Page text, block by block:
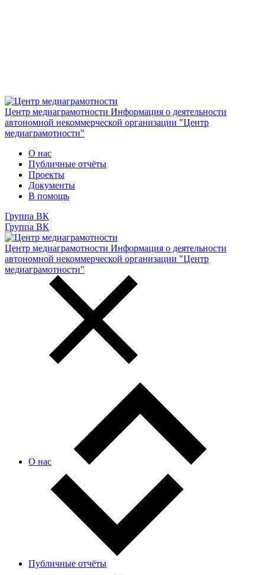
Центр медиаграмотности Информация о деятельности
автономной некоммерческой организации "Центр
медиаграмотности"
О нас
Публичные отчёты
Проекты
Документы
В помощь
Группа ВК
Группа ВК
Центр медиаграмотности Информация о деятельности
автономной некоммерческой организации "Центр
медиаграмотности"
О нас
Публичные отчёты